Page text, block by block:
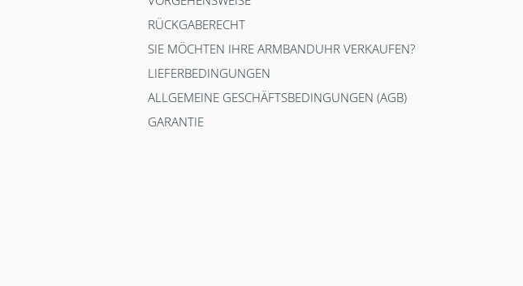
RÜCKGABERECHT
SIE MÖCHTEN IHRE ARMBANDUHR VERKAUFEN?
LIEFERBEDINGUNGEN
ALLGEMEINE GESCHÄFTSBEDINGUNGEN (AGB)
GARANTIE